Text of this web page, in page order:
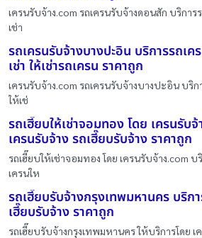
เครนรับจ้าง.com รถเครนรับจ้างดอนสัก บริการ
เช่า
รถเครนรับจ้างบางปะอิน บริการรถเค
เช่า ให้เช่ารถเครน ราคาถูก
เครนรับจ้าง.com รถเครนรับจ้างบางปะอิน บริก
ให้เช่
รถเฮี๊ยบให้เช่าจอมทอง โดย เครนรับ
เครนรับจ้าง รถเฮี๊ยบรับจ้าง ราคาถูก
รถเฮี๊ยบให้เช่าจอมทอง โดย เครนรับจ้าง.com บ
เครนให
รถเฮี๊ยบรับจ้างกรุงเทพมหานคร บริก
เฮี๊ยบรับจ้าง ราคาถูก
รถเฮี๊ยบรับจ้างกรุงเทพมหานคร ให้บริการโดย เ